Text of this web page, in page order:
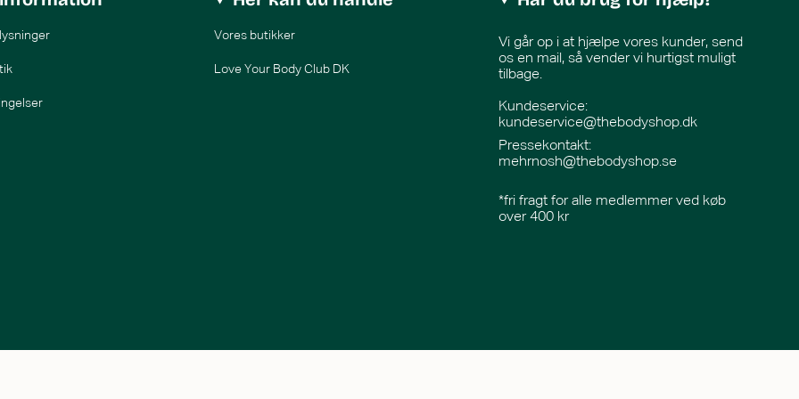
Vores butikker
Love Your Body Club DK
Vi går op i at hjælpe vores kunder, send
os en mail, så vender vi hurtigst muligt
tilbage.
Kundeservice:
kundeservice@thebodyshop.dk
Pressekontakt:
mehrnosh@thebodyshop.se
*fri fragt for alle medlemmer ved køb
over 400 kr